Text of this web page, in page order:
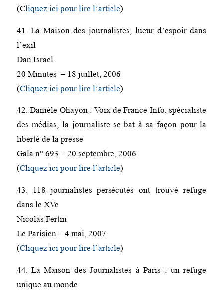
(Cliquez ici pour lire l’article)
41. La Maison des journalistes, lueur d’espoir dans
l’exil
Dan Israel
20 Minutes – 18 juillet, 2006
(Cliquez ici pour lire l’article)
42. Danièle Ohayon : Voix de France Info, spécialiste
des médias, la journaliste se bat à sa façon pour la
liberté de la presse
Gala n° 693 – 20 septembre, 2006
(Cliquez ici pour lire l’article)
43. 118 journalistes persécutés ont trouvé refuge
dans le XVe
Nicolas Fertin
Le Parisien – 4 mai, 2007
(Cliquez ici pour lire l’article)
44. La Maison des Journalistes à Paris : un refuge
unique au monde